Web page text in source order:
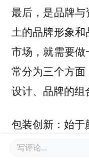
最后，是品牌与
土的品牌形象
市场，就需要
常分为三个方面
设计、品牌的组
包装创新：始于
Nitid Studio创
写评论...